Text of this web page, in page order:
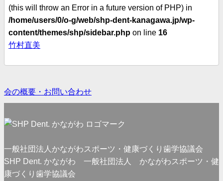
(this will throw an Error in a future version of PHP) in
/home/users/0/o-g/web/shp-dent-kanagawa.jp/wp-
content/themes/shp/sidebar.php on line 16
竹村直美
会の概要・お問い合わせ
一般社団法人かながわスポーツ・健康づくり歯学協議会
SHP Dent. かながわ 一般社団法人 かながわスポーツ・健
康づくり歯学協議会